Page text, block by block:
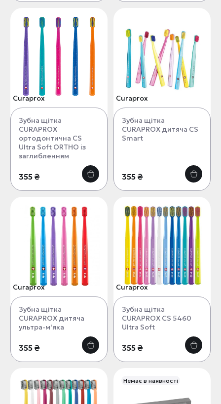
Curaprox
Зубна щітка
CURAPROX
ортодонтична CS
Ultra Soft ORTHO із
заглибленням
355 ₴
Curaprox
Зубна щітка
CURAPROX дитяча CS
Smart
355 ₴
Curaprox
Зубна щітка
CURAPROX дитяча
ультра-м'яка
355 ₴
Curaprox
Зубна щітка
CURAPROX CS 5460
Ultra Soft
355 ₴
Немає в наявності